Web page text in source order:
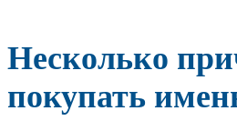
Несколько
покупать